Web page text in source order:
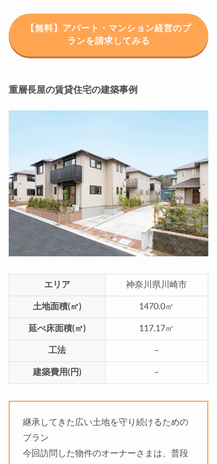
【無料】アパート・マンション経営のプ
ランを請求してみる
重層長屋の賃貸住宅の建築事例
エリア 神奈川県川崎市
土地面積(㎡) 1470.0㎡
延べ床面積(㎡) 117.17㎡
工法 –
建築費用(円) –
継承してきた広い土地を守り続けるための
プラン
今回訪問した物件のオーナーさまは、普段